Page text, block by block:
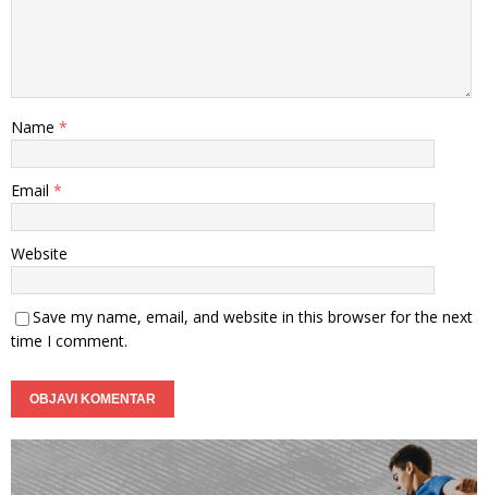
Name *
Email *
Website
Save my name, email, and website in this browser for the next
time I comment.